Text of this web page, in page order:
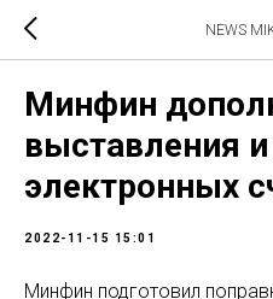
NEWS
Минфин
выставления
электронных
2022-11-15 15:01
Минфин подготовил